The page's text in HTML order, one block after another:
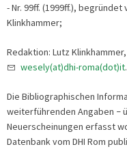
- Nr. 99ff. (1999ff.),
Klinkhammer;
Redaktion: Lutz
wesely(at)dhi-roma(dot)it.
Die Bibliographischen
weiterführenden Angaben –
Neuerscheinungen erfasst
Datenbank vom DHI Rom